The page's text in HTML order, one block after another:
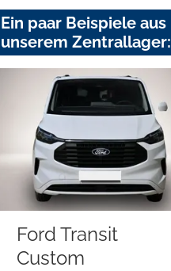
Ein paar Beispiele aus
unserem Zentrallager:
Ford Transit
Custom